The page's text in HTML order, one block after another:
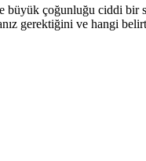
büyük çoğunluğu ciddi bir
gerektiğini ve hangi